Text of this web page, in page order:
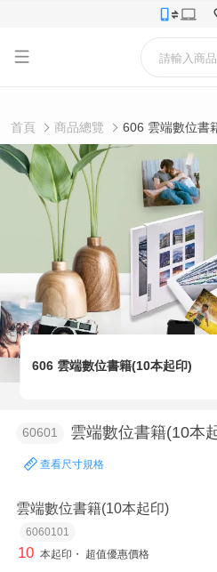
首頁 商品總覽 606 雲端數位書
606 雲端數位書籍(10本起印)
60601 雲端數位書籍(10本
查看尺寸規格
雲端數位書籍(10本起印)
6060101
10 本起印・ 超值優惠價格